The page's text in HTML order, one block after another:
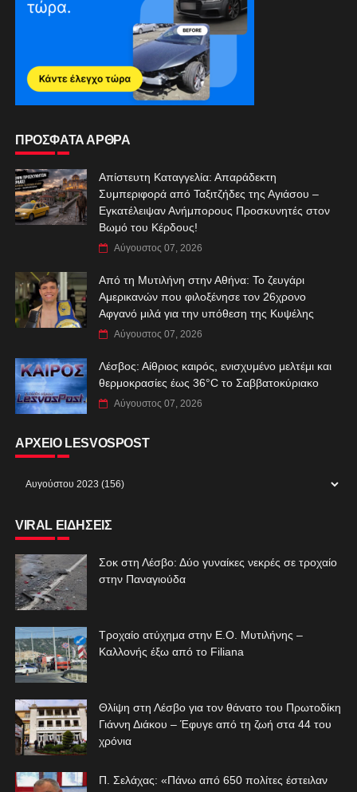
ΠΡΟΣΦΑΤΑ ΑΡΘΡΑ
Απίστευτη Καταγγελία: Απαράδεκτη
Συμπεριφορά από Ταξιτζήδες της Αγιάσου –
Εγκατέλειψαν Ανήμπορους Προσκυνητές στον
Βωμό του Κέρδους!
Αύγουστος 07, 2026
Από τη Μυτιλήνη στην Αθήνα: Το ζευγάρι
Αμερικανών που φιλοξένησε τον 26χρονο
Αφγανό μιλά για την υπόθεση της Κυψέλης
Αύγουστος 07, 2026
Λέσβος: Αίθριος καιρός, ενισχυμένο μελτέμι και
θερμοκρασίες έως 36°C το Σαββατοκύριακο
Αύγουστος 07, 2026
ΑΡΧΕΙΟ LESVOSPOST
VIRAL ΕΙΔΗΣΕΙΣ
Σοκ στη Λέσβο: Δύο γυναίκες νεκρές σε τροχαίο
στην Παναγιούδα
Τροχαίο ατύχημα στην Ε.Ο. Μυτιλήνης –
Καλλονής έξω από το Filiana
Θλίψη στη Λέσβο για τον θάνατο του Πρωτοδίκη
Γιάννη Διάκου – Έφυγε από τη ζωή στα 44 του
χρόνια
Π. Σελάχας: «Πάνω από 650 πολίτες έστειλαν